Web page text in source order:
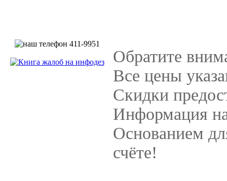
Обратите
Все цены
Скидки
Информация
Основанием
счёте!